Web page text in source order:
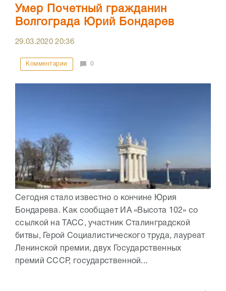
Умер Почетный гражданин
Волгограда Юрий Бондарев
29.03.202020:36
Комментарии 0
Сегодня стало известно о кончине Юрия
Бондарева. Как сообщает ИА «Высота 102» со
ссылкой на ТАСС, участник Сталинградской
битвы, Герой Социалистического труда, лауреат
Ленинской премии, двух Государственных
премий СССР, государственной...